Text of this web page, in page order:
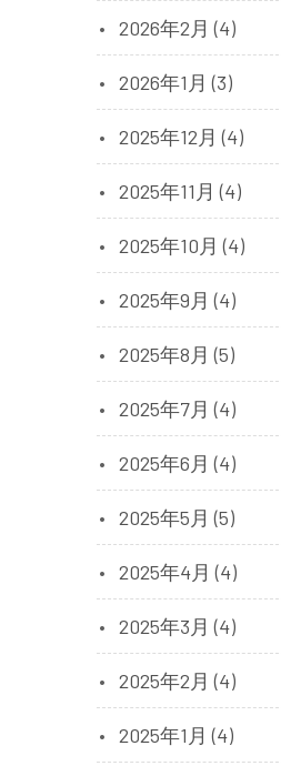
2026年2月 (4)
2026年1月 (3)
2025年12月 (4)
2025年11月 (4)
2025年10月 (4)
2025年9月 (4)
2025年8月 (5)
2025年7月 (4)
2025年6月 (4)
2025年5月 (5)
2025年4月 (4)
2025年3月 (4)
2025年2月 (4)
2025年1月 (4)